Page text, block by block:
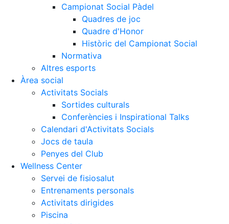
Campionat Social Pàdel
Quadres de joc
Quadre d'Honor
Històric del Campionat Social
Normativa
Altres esports
Àrea social
Activitats Socials
Sortides culturals
Conferències i Inspirational Talks
Calendari d'Activitats Socials
Jocs de taula
Penyes del Club
Wellness Center
Servei de fisiosalut
Entrenaments personals
Activitats dirigides
Piscina